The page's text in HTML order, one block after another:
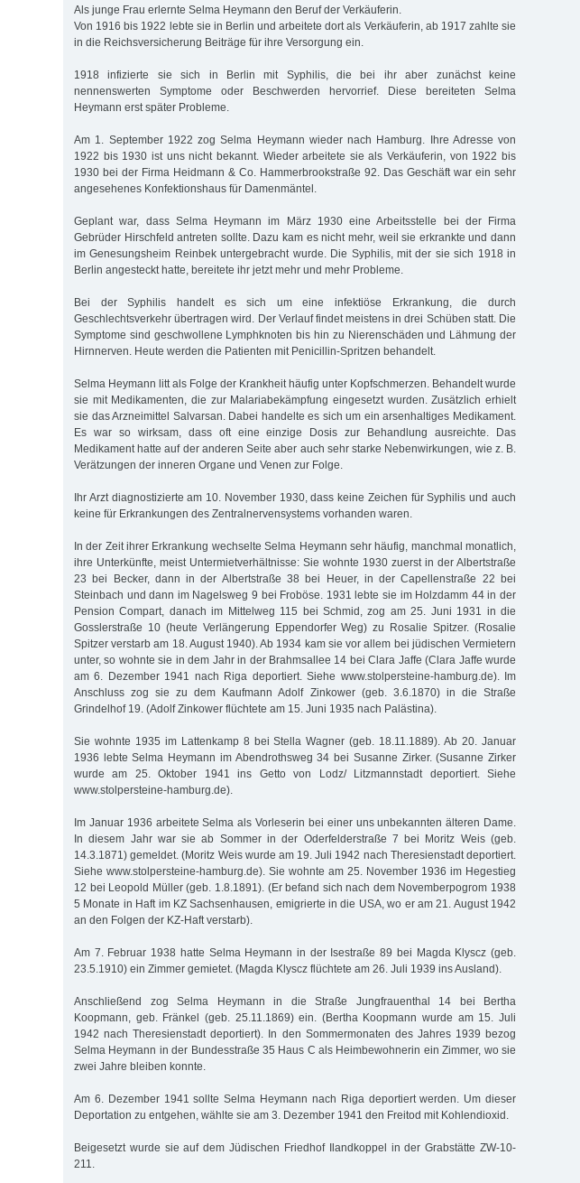
Als junge Frau erlernte Selma Heymann den Beruf der Verkäuferin.
Von 1916 bis 1922 lebte sie in Berlin und arbeitete dort als Verkäuferin, ab 1917 zahlte sie
in die Reichsversicherung Beiträge für ihre Versorgung ein.
1918 infizierte sie sich in Berlin mit Syphilis, die bei ihr aber zunächst keine
nennenswerten Symptome oder Beschwerden hervorrief. Diese bereiteten Selma
Heymann erst später Probleme.
Am 1. September 1922 zog Selma Heymann wieder nach Hamburg. Ihre Adresse von
1922 bis 1930 ist uns nicht bekannt. Wieder arbeitete sie als Verkäuferin, von 1922 bis
1930 bei der Firma Heidmann & Co. Hammerbrookstraße 92. Das Geschäft war ein sehr
angesehenes Konfektionshaus für Damenmäntel.
Geplant war, dass Selma Heymann im März 1930 eine Arbeitsstelle bei der Firma
Gebrüder Hirschfeld antreten sollte. Dazu kam es nicht mehr, weil sie erkrankte und dann
im Genesungsheim Reinbek untergebracht wurde. Die Syphilis, mit der sie sich 1918 in
Berlin angesteckt hatte, bereitete ihr jetzt mehr und mehr Probleme.
Bei der Syphilis handelt es sich um eine infektiöse Erkrankung, die durch
Geschlechtsverkehr übertragen wird. Der Verlauf findet meistens in drei Schüben statt. Die
Symptome sind geschwollene Lymphknoten bis hin zu Nierenschäden und Lähmung der
Hirnnerven. Heute werden die Patienten mit Penicillin-Spritzen behandelt.
Selma Heymann litt als Folge der Krankheit häufig unter Kopfschmerzen. Behandelt wurde
sie mit Medikamenten, die zur Malariabekämpfung eingesetzt wurden. Zusätzlich erhielt
sie das Arzneimittel Salvarsan. Dabei handelte es sich um ein arsenhaltiges Medikament.
Es war so wirksam, dass oft eine einzige Dosis zur Behandlung ausreichte. Das
Medikament hatte auf der anderen Seite aber auch sehr starke Nebenwirkungen, wie z. B.
Verätzungen der inneren Organe und Venen zur Folge.
Ihr Arzt diagnostizierte am 10. November 1930, dass keine Zeichen für Syphilis und auch
keine für Erkrankungen des Zentralnervensystems vorhanden waren.
In der Zeit ihrer Erkrankung wechselte Selma Heymann sehr häufig, manchmal monatlich,
ihre Unterkünfte, meist Untermietverhältnisse: Sie wohnte 1930 zuerst in der Albertstraße
23 bei Becker, dann in der Albertstraße 38 bei Heuer, in der Capellenstraße 22 bei
Steinbach und dann im Nagelsweg 9 bei Froböse. 1931 lebte sie im Holzdamm 44 in der
Pension Compart, danach im Mittelweg 115 bei Schmid, zog am 25. Juni 1931 in die
Gosslerstraße 10 (heute Verlängerung Eppendorfer Weg) zu Rosalie Spitzer. (Rosalie
Spitzer verstarb am 18. August 1940). Ab 1934 kam sie vor allem bei jüdischen Vermietern
unter, so wohnte sie in dem Jahr in der Brahmsallee 14 bei Clara Jaffe (Clara Jaffe wurde
am 6. Dezember 1941 nach Riga deportiert. Siehe www.stolpersteine-hamburg.de). Im
Anschluss zog sie zu dem Kaufmann Adolf Zinkower (geb. 3.6.1870) in die Straße
Grindelhof 19. (Adolf Zinkower flüchtete am 15. Juni 1935 nach Palästina).
Sie wohnte 1935 im Lattenkamp 8 bei Stella Wagner (geb. 18.11.1889). Ab 20. Januar
1936 lebte Selma Heymann im Abendrothsweg 34 bei Susanne Zirker. (Susanne Zirker
wurde am 25. Oktober 1941 ins Getto von Lodz/ Litzmannstadt deportiert. Siehe
www.stolpersteine-hamburg.de).
Im Januar 1936 arbeitete Selma als Vorleserin bei einer uns unbekannten älteren Dame.
In diesem Jahr war sie ab Sommer in der Oderfelderstraße 7 bei Moritz Weis (geb.
14.3.1871) gemeldet. (Moritz Weis wurde am 19. Juli 1942 nach Theresienstadt deportiert.
Siehe www.stolpersteine-hamburg.de). Sie wohnte am 25. November 1936 im Hegestieg
12 bei Leopold Müller (geb. 1.8.1891). (Er befand sich nach dem Novemberpogrom 1938
5 Monate in Haft im KZ Sachsenhausen, emigrierte in die USA, wo er am 21. August 1942
an den Folgen der KZ-Haft verstarb).
Am 7. Februar 1938 hatte Selma Heymann in der Isestraße 89 bei Magda Klyscz (geb.
23.5.1910) ein Zimmer gemietet. (Magda Klyscz flüchtete am 26. Juli 1939 ins Ausland).
Anschließend zog Selma Heymann in die Straße Jungfrauenthal 14 bei Bertha
Koopmann, geb. Fränkel (geb. 25.11.1869) ein. (Bertha Koopmann wurde am 15. Juli
1942 nach Theresienstadt deportiert). In den Sommermonaten des Jahres 1939 bezog
Selma Heymann in der Bundesstraße 35 Haus C als Heimbewohnerin ein Zimmer, wo sie
zwei Jahre bleiben konnte.
Am 6. Dezember 1941 sollte Selma Heymann nach Riga deportiert werden. Um dieser
Deportation zu entgehen, wählte sie am 3. Dezember 1941 den Freitod mit Kohlendioxid.
Beigesetzt wurde sie auf dem Jüdischen Friedhof Ilandkoppel in der Grabstätte ZW-10-
211.